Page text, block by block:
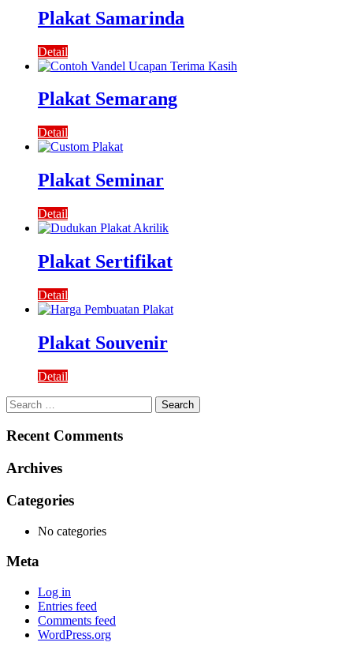
Plakat Samarinda
Detail
Plakat Semarang
Detail
Plakat Seminar
Detail
Plakat Sertifikat
Detail
Plakat Souvenir
Detail
Search
for:
Recent Comments
Archives
Categories
No categories
Meta
Log in
Entries feed
Comments feed
WordPress.org